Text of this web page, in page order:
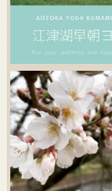
3月 20